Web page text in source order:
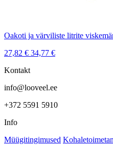
Oakoti ja värviliste litrite
27,82 € 34,77 €
Kontakt
info@looveel.ee
+372 5591 5910
Info
Müügitingimused